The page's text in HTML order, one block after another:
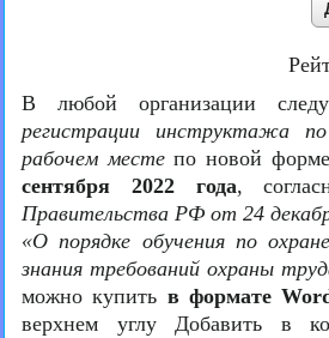
В любой организации
регистрации инструктажа
рабочем местепо новой
сентября 2022 года,
Правительства РФ от 24
«О порядке обучения по
знания требований охраны
можно купить в формате
верхнем углу Добавить в